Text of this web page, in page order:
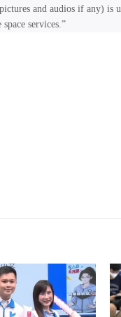
and audios if any) is
services.”